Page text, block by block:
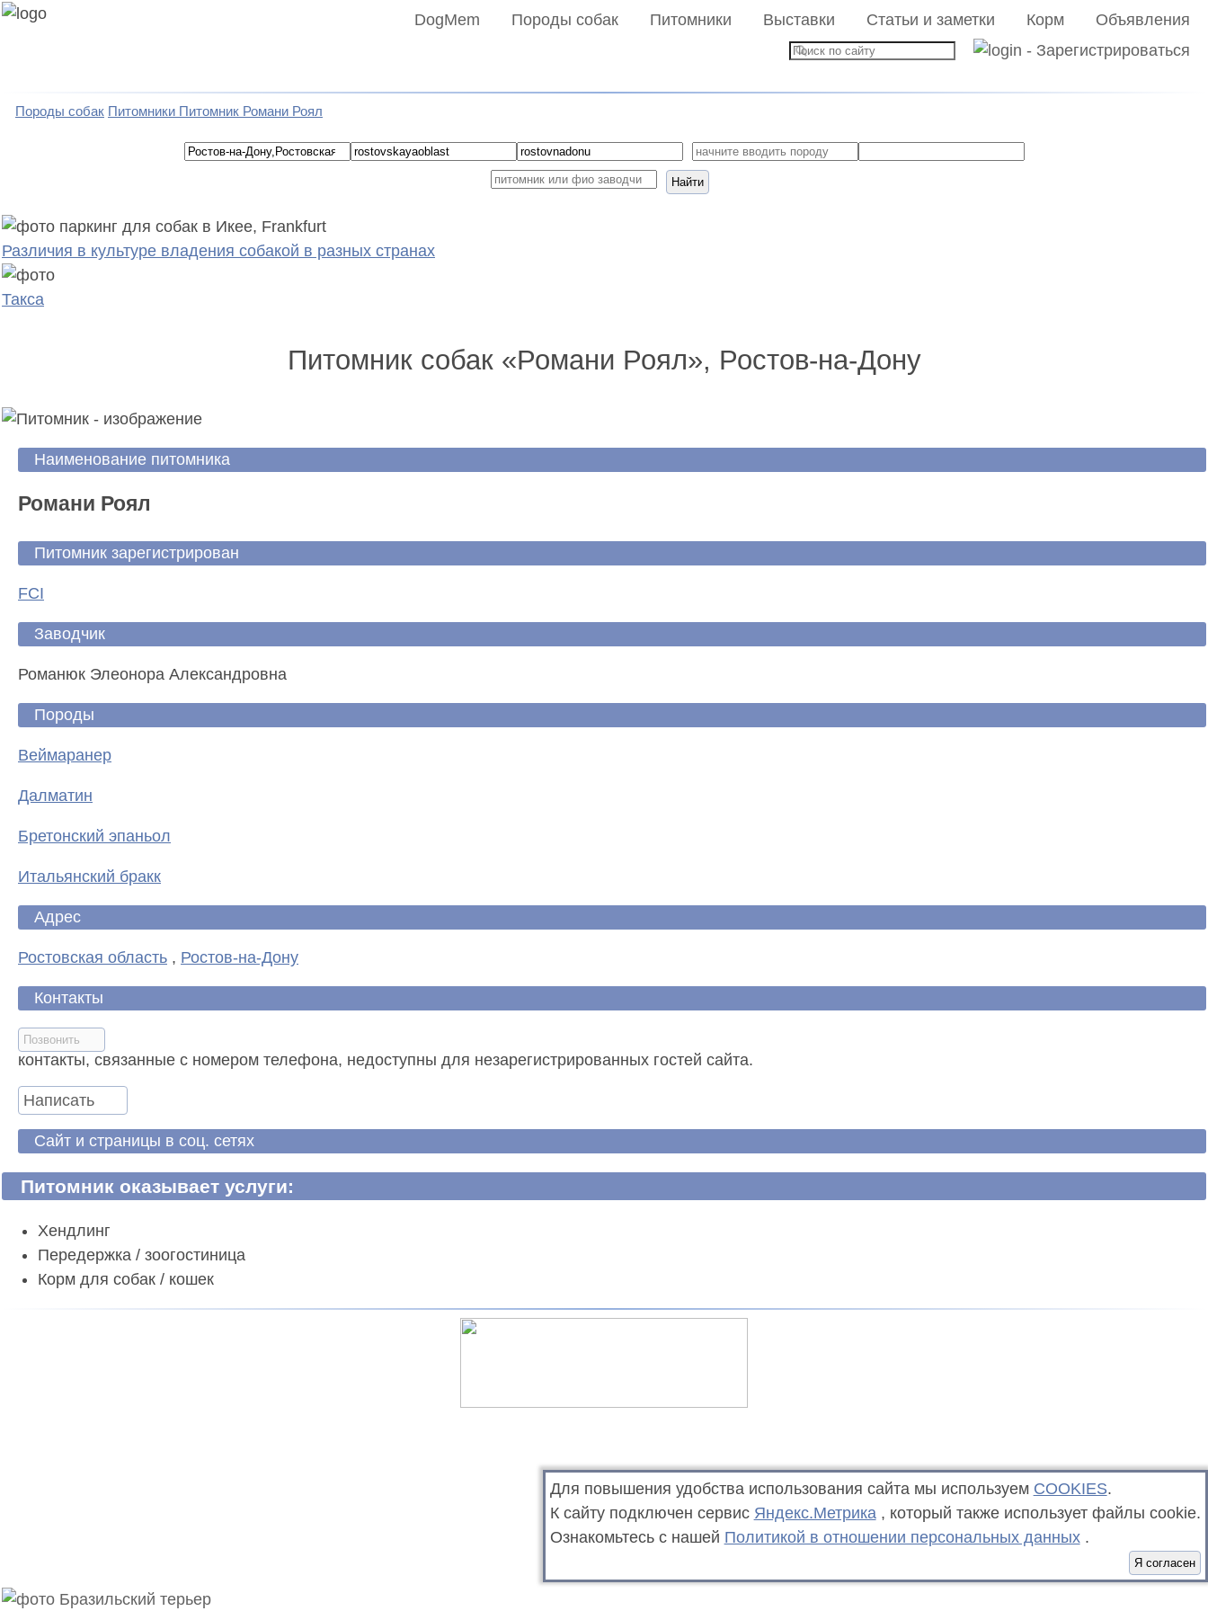
DogMem Породы собак Питомники Выставки Статьи и заметки Корм Объявления
Породы собак Питомники Питомник Романи Роял
Найти
Различия в культуре владения собакой в разных странах
Такса
Питомник собак «Романи Роял», Ростов-на-Дону
Наименование питомника
Романи Роял
Питомник зарегистрирован
FCI
Заводчик
Романюк Элеонора Александровна
Породы
Веймаранер
Далматин
Бретонский эпаньол
Итальянский бракк
Адрес
Ростовская область , Ростов-на-Дону
Контакты
Позвонить
контакты, связанные с номером телефона, недоступны для незарегистрированных гостей сайта.
Написать
Сайт и страницы в соц. сетях
Питомник оказывает услуги:
Хендлинг
Передержка / зоогостиница
Корм для собак / кошек
Для повышения удобства использования сайта мы используем COOKIES.
К сайту подключен сервис Яндекс.Метрика , который также использует файлы cookie.
Ознакомьтесь с нашей Политикой в отношении персональных данных .
Я согласен